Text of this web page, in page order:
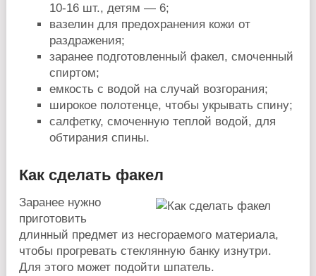
10-16 шт., детям — 6;
вазелин для предохранения кожи от
раздражения;
заранее подготовленный факел, смоченный
спиртом;
емкость с водой на случай возгорания;
широкое полотенце, чтобы укрывать спину;
салфетку, смоченную теплой водой, для
обтирания спины.
Как сделать факел
Заранее нужно
приготовить
длинный предмет из несгораемого материала,
чтобы прогревать стеклянную банку изнутри.
Для этого может подойти шпатель.